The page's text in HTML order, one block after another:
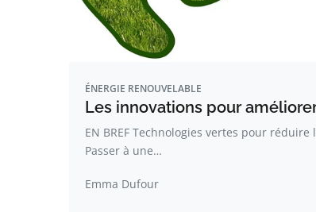
ÉNERGIE RENOUVELABLE
Les innovations pour
EN BREF Technologies vertes pour
Passer à une…
Emma Dufour